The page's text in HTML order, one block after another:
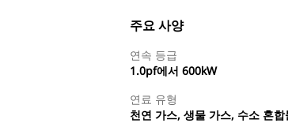
주요 사양
연속 등급
1.0pf에서 600kW
연료 유형
천연 가스, 생물 가스, 수소 혼